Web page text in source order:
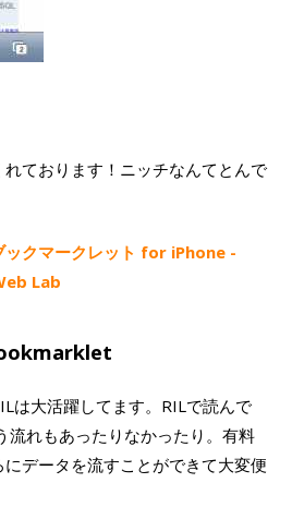
ております！ニッチなんてとんで
ックマークレット for iPhone -
Lab
は大活躍してます。RILで読んで
流れもあったりなかったり。有料
データを流すことができて大変便